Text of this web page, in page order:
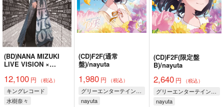
(BD)NANA MIZUKI
LIVE VISION ×
12,100 円 （税込）
キングレコード
水樹奈々
(CD)F2F(通常
盤)/nayuta
1,980 円 （税込）
グリーエンターテインメント株式会社
nayuta
(CD)F2F(限定盤
B)/nayuta
2,640円 （税込）
グリーエンターテインメント株式会社
nayuta